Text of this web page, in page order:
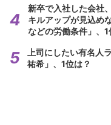
新卒で入社した会社
キルアップが見込め
などの労働条件」、1
上司にしたい有名
祐希」、1位は？